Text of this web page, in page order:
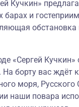
Кучкин»
и
«Сергей
На борту вас ждёт
моря, Русского
наши повара